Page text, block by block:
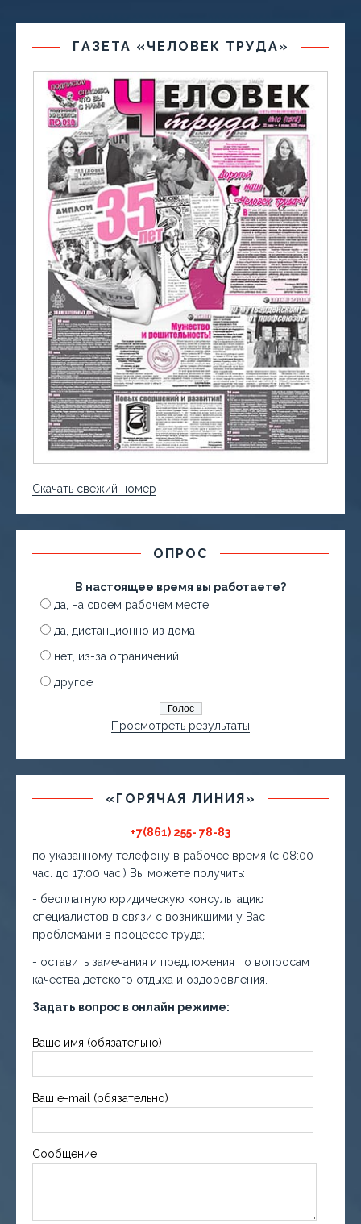
ГАЗЕТА «ЧЕЛОВЕК ТРУДА»
Скачать свежий номер
ОПРОС
В настоящее время вы работаете?
да, на своем рабочем месте
да, дистанционно из дома
нет, из-за ограничений
другое
Просмотреть результаты
«ГОРЯЧАЯ ЛИНИЯ»
+7(861) 255- 78-83
по указанному телефону в рабочее время (с 08:00
час. до 17:00 час.) Вы можете получить:
- бесплатную юридическую консультацию
специалистов в связи с возникшими у Вас
проблемами в процессе труда;
- оставить замечания и предложения по вопросам
качества детского отдыха и оздоровления.
Задать вопрос в онлайн режиме:
Ваше имя (обязательно)
Ваш e-mail (обязательно)
Сообщение